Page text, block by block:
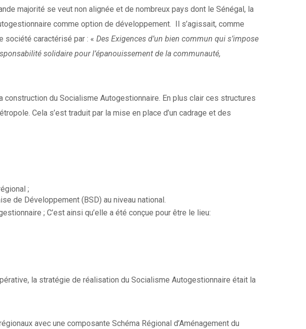
majorité se veut non alignée et de nombreux pays dont le Sénégal, la
comme option de développement. Il s’agissait, comme
société caractérisé par : « Des Exigences d’un bien commun qui s’impose
solidaire pour l’épanouissement de la communauté,
du Socialisme Autogestionnaire. En plus clair ces structures
Cela s’est traduit par la mise en place d’un cadrage et des
;
de Développement (BSD) au niveau national.
; C’est ainsi qu’elle a été conçue pour être le lieu:
la stratégie de réalisation du Socialisme Autogestionnaire était la
avec une composante Schéma Régional d’Aménagement du